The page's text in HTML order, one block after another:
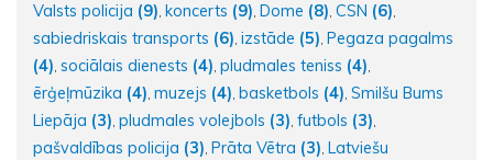
Valsts policija (9), koncerts (9), Dome (8), CSN (6),
sabiedriskais transports (6), izstāde (5), Pegaza pagalms
(4), sociālais dienests (4), pludmales teniss (4),
ērģeļmūzika (4), muzejs (4), basketbols (4), Smilšu Bums
Liepāja (3), pludmales volejbols (3), futbols (3),
pašvaldības policija (3), Prāta Vētra (3), Latviešu